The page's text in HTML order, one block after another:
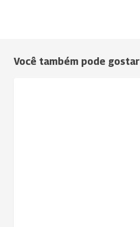
Você também pode gostar